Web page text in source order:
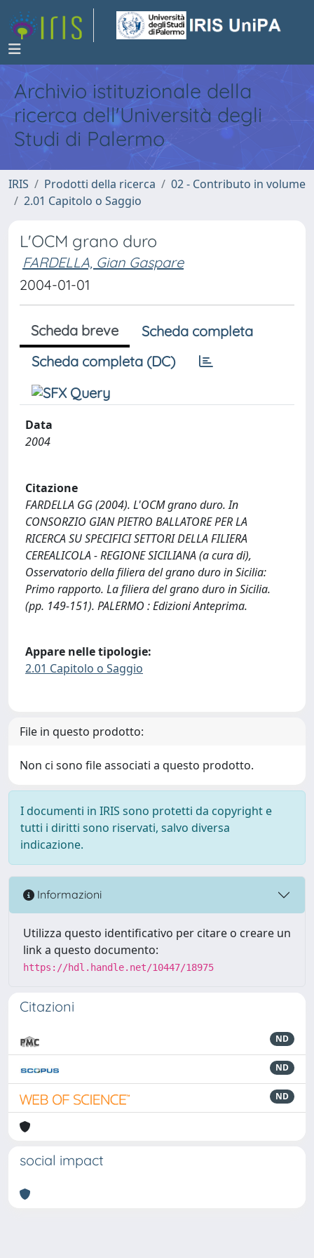
Archivio istituzionale della
ricerca dell'Università degli
Studi di Palermo
IRIS Prodotti della ricerca
02 - Contributo in volume
2.01 Capitolo o Saggio
L'OCM grano duro
FARDELLA, Gian Gaspare
2004-01-01
Scheda breve
Scheda completa
Scheda completa (DC)
Data
2004
Citazione
FARDELLA GG (2004). L'OCM grano duro. In
CONSORZIO GIAN PIETRO BALLATORE PER LA
RICERCA SU SPECIFICI SETTORI DELLA FILIERA
CEREALICOLA - REGIONE SICILIANA (a cura di),
Osservatorio della filiera del grano duro in Sicilia:
Primo rapporto. La filiera del grano duro in Sicilia.
(pp. 149-151). PALERMO : Edizioni Anteprima.
Appare nelle tipologie:
2.01 Capitolo o Saggio
File in questo prodotto:
Non ci sono file associati a questo prodotto.
I documenti in IRIS sono protetti da copyright e
tutti i diritti sono riservati, salvo diversa
indicazione.
Informazioni
Utilizza questo identificativo per citare o creare un
link a questo documento:
https://hdl.handle.net/10447/18975
Citazioni
ND
ND
ND
social impact